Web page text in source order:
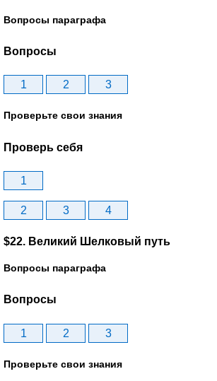
Вопросы параграфа
Вопросы
1 2 3
Проверьте свои знания
Проверь себя
1
2 3 4
$22. Великий Шелковый путь
Вопросы параграфа
Вопросы
1 2 3
Проверьте свои знания